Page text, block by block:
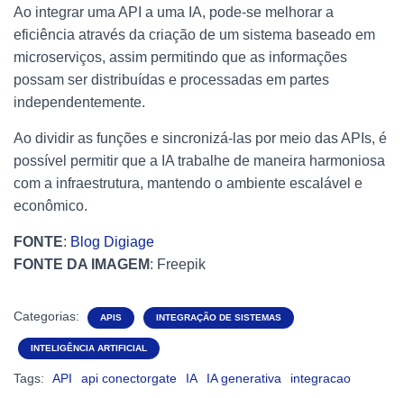
Ao integrar uma API a uma IA, pode-se melhorar a
eficiência através da criação de um sistema baseado em
microserviços, assim permitindo que as informações
possam ser distribuídas e processadas em partes
independentemente.
Ao dividir as funções e sincronizá-las por meio das APIs, é
possível permitir que a IA trabalhe de maneira harmoniosa
com a infraestrutura, mantendo o ambiente escalável e
econômico.
FONTE: Blog Digiage
FONTE DA IMAGEM: Freepik
Categorias: APIS INTEGRAÇÃO DE SISTEMAS
INTELIGÊNCIA ARTIFICIAL
Tags: API api conectorgate IA IA generativa
integracao